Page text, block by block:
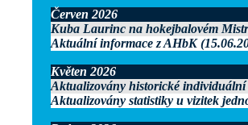
Červen 2026
Kuba Laurinc na hokejbalovém
Aktuální informace z AHbK
Květen 2026
Aktualizovány historické individuální
Aktualizovány statistiky u vizitek